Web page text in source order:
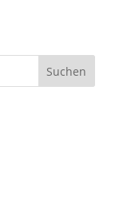
Suchen